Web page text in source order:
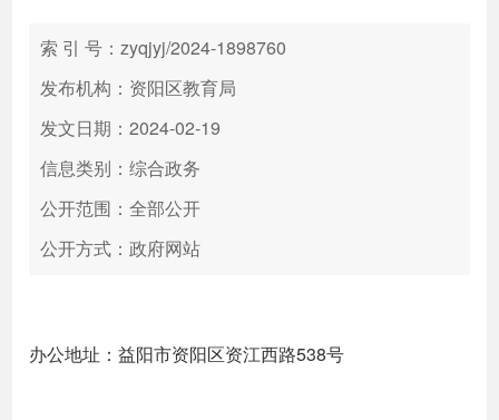
政务服务
高效办成一件事
索 引 号：zyqjyj/2024-1898760
发布机构：资阳区教育局
发文日期：2024-02-19
信息类别：综合政务
公开范围：全部公开
公开方式：政府网站
办公地址：益阳市资阳区资江西路538号